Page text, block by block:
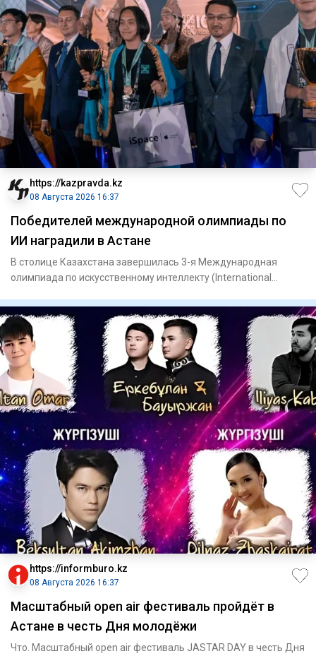
https://kazpravda.kz
08 Августа 2026 16:37
Победителей международной олимпиады по
ИИ наградили в Астане
В столице Казахстана завершилась 3-я Международная
олимпиада по искусственному интеллекту (International
https://informburo.kz
08 Августа 2026 16:37
Масштабный open air фестиваль пройдёт в
Астане в честь Дня молодёжи
Что. Масштабный open air фестиваль JASTAR DAY в честь Дня